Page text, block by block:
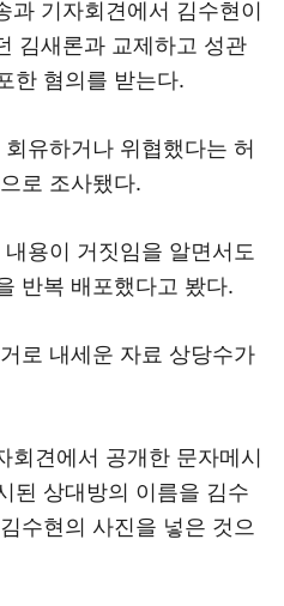
과 기자회견에서 김수현이
김새론과 교제하고 성관
한 혐의를 받는다.
유하거나 위협했다는 허
로 조사됐다.
용이 거짓임을 알면서도
반복 배포했다고 봤다.
로 내세운 자료 상당수가
회견에서 공개한 문자메시
된 상대방의 이름을 김수
수현의 사진을 넣은 것으